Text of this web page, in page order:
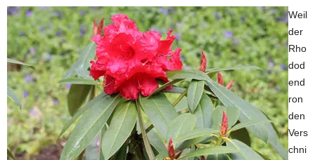
Weil
der
Rho
dod
end
ron
den
Vers
chni